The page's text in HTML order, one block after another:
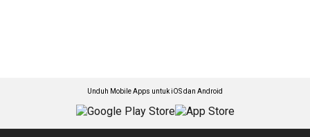
Unduh Mobile Apps untuk iOS dan Android